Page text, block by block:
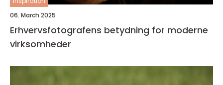
06. March 2025
Erhvervsfotografens betydning for moderne
virksomheder